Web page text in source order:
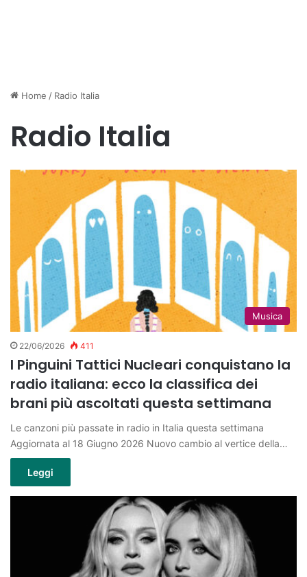
Home / Radio Italia
Radio Italia
Musica
22/06/2026 411
I Pinguini Tattici Nucleari conquistano la
radio italiana: ecco la classifica dei
brani più ascoltati questa settimana
Le canzoni più passate in radio in Italia questa settimana
Aggiornata al 18 Giugno 2026 Nuovo cambio al vertice della…
Leggi